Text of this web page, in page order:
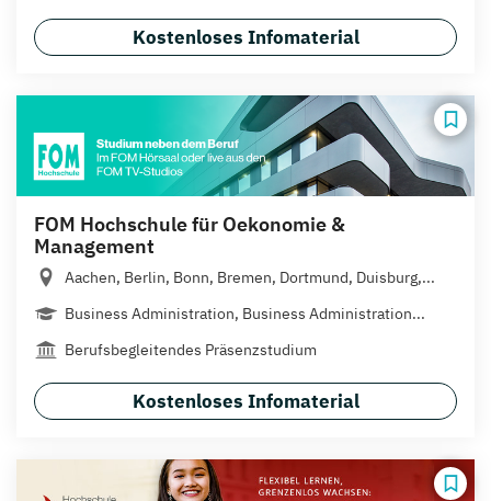
Kostenloses Infomaterial
FOM Hochschule für Oekonomie &
Management
Aachen, Berlin, Bonn, Bremen, Dortmund, Duisburg,...
Business Administration, Business Administration...
Berufsbegleitendes Präsenzstudium
Kostenloses Infomaterial